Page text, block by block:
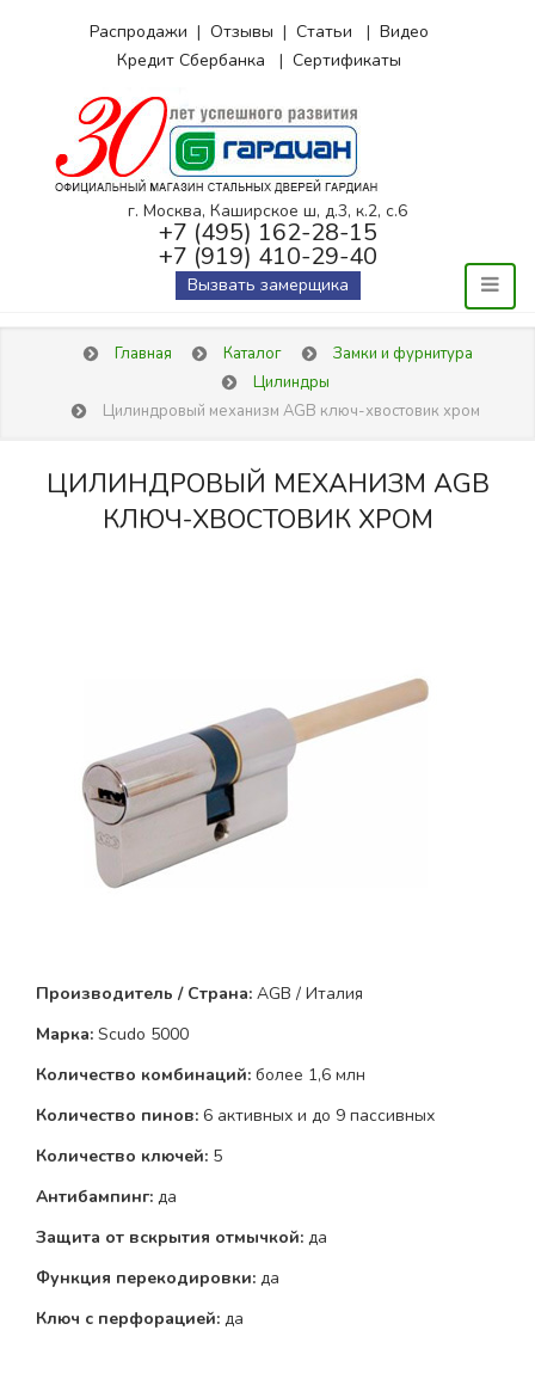
Распродажи | Отзывы | Статьи | Видео
Кредит Сбербанка | Сертификаты
г. Москва, Каширское ш, д.3, к.2, с.6
+7 (495) 162-28-15
+7 (919) 410-29-40
Вызвать замерщика
Главная Каталог
Замки и фурнитура
Цилиндры
Цилиндровый механизм AGB ключ-хвостовик хром
ЦИЛИНДРОВЫЙ МЕХАНИЗМ AGB
КЛЮЧ-ХВОСТОВИК ХРОМ
Производитель / Страна: AGB / Италия
Марка: Scudo 5000
Количество комбинаций: более 1,6 млн
Количество пинов: 6 активных и до 9 пассивных
Количество ключей: 5
Антибампинг: да
Защита от вскрытия отмычкой: да
Функция перекодировки: да
Ключ с перфорацией: да